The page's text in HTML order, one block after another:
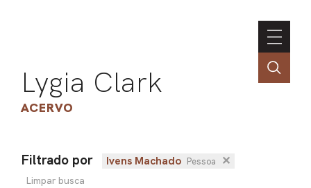
Lygia Clark
ACERVO
Filtrado por Ivens Machado Pessoa ✕
Limpar busca